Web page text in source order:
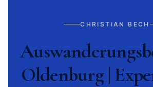
CHRISTIAN BECH
Oldenburg |